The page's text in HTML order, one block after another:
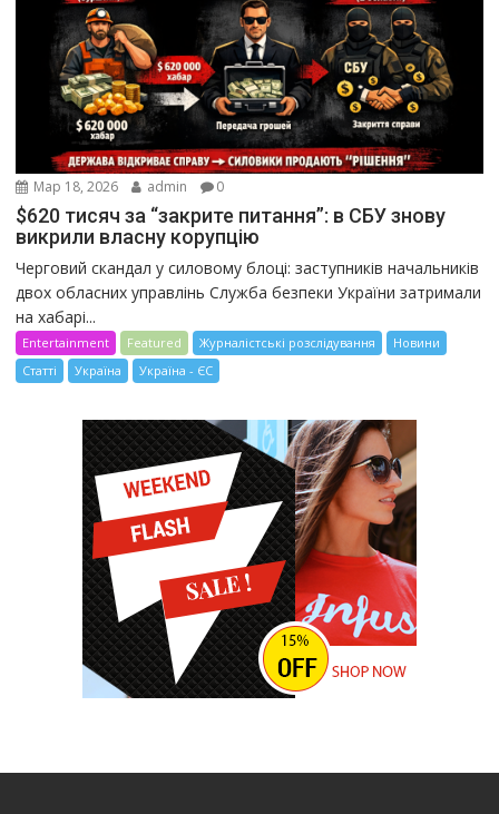
Мар 18, 2026 admin 0
$620 тисяч за “закрите питання”: в СБУ знову
викрили власну корупцію
Черговий скандал у силовому блоці: заступників начальників
двох обласних управлінь Служба безпеки України затримали
на хабарі...
Entertainment Featured Журналістські розслідування
Новини
Статті
Україна Україна - ЄС